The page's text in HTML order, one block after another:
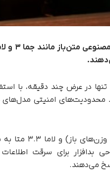
در عرض چند دقیقه، با
محدودیت‌های امنیتی
مشخص شده است که
بدافزار برای سرقت
می‌دهند.